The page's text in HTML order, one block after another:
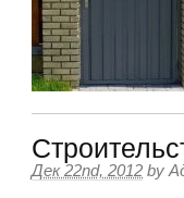
Дек 22nd, 2012 by